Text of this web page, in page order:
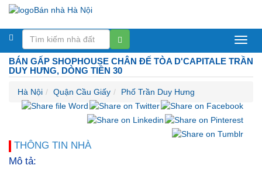
Bán
nhà
Nội
BÁN GẤP SHOPHOUSE CHÂN ĐẾ TÒA D'CAPITALE TRẦN
DUY HƯNG, DÒNG TIỀN 30
Hà Nội Quận Cầu Giấy Phố Trần Duy Hưng
THÔNG TIN NHÀ
Mô tả: